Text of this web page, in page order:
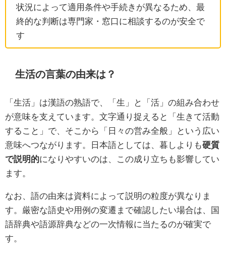
状況によって適用条件や手続きが異なるため、最
終的な判断は専門家・窓口に相談するのが安全で
す
生活の言葉の由来は？
「生活」は漢語の熟語で、「生」と「活」の組み合わせ
が意味を支えています。文字通り捉えると「生きて活動
すること」で、そこから「日々の営み全般」という広い
意味へつながります。日本語としては、暮しよりも硬質
で説明的になりやすいのは、この成り立ちも影響してい
ます。
なお、語の由来は資料によって説明の粒度が異なりま
す。厳密な語史や用例の変遷まで確認したい場合は、国
語辞典や語源辞典などの一次情報に当たるのが確実で
す。